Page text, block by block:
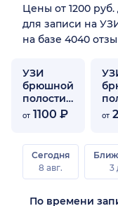
Цены от 1200
для записи на
на базе 4040
УЗИ
брюшной
полости
ребенку
от 1100 ₽
и
от
Сегодня
8 авг.
3